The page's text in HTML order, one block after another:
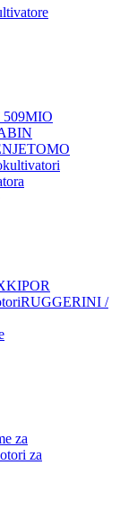
MIO
TOMO
KIPOR
RUGGERINI /
za
za